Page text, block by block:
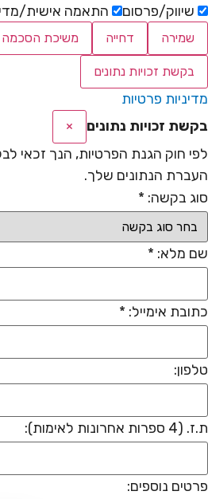
שיווק/פרסום
התאמה אישית/
שמירה דחייה משיכת הסכמה
בקשת זכויות נתונים
מדיניות פרטיות
בקשת זכויות נתונים
×
לפי חוק הגנת הפרטיות, הנך זכאי
העברת הנתונים שלך.
סוג בקשה: *
שם מלא: *
כתובת אימייל: *
טלפון:
ת.ז. (4 ספרות אחרונות לאימות):
פרטים נוספים: